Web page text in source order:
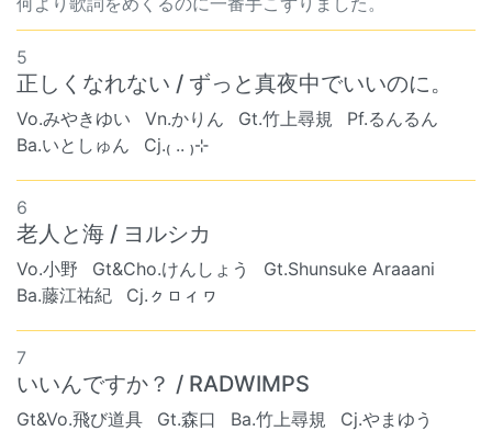
5
正しくなれない / ずっと真夜中でいいのに。
Vo.みやきゆい Vn.かりん Gt.竹上尋規
Pf.るんるん
Ba.いとしゅん
Cj.₍ .. ₎⊹
6
老人と海 / ヨルシカ
Vo.小野 Gt&Cho.けんしょう
Gt.Shunsuke Araaani
Ba.藤江祐紀
Cj.ㇰㇿィヮ
7
いいんですか？ / RADWIMPS
Gt&Vo.飛び道具 Gt.森口 Ba.竹上尋規
Cj.やまゆう